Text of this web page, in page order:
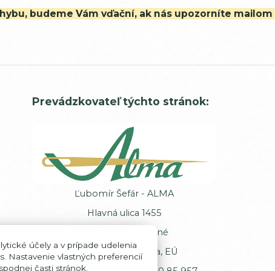
budeme Vám vďační, ak nás upozorníte mailom
Prevádzkovateľ týchto stránok:
Ľubomír Šefár - ALMA
Hlavná ulica 1455
013 62 Veľké Rovné
Slovenská republika, EÚ
účely a v prípade udelenia
Nastavenie vlastných preferencií
časti stránok.